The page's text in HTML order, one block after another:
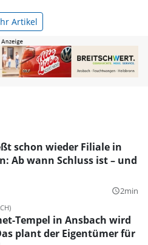
Artikel
schon wieder Filiale in
Ab wann Schluss ist – und
query_builder2min
Tempel in Ansbach wird
plant der Eigentümer für